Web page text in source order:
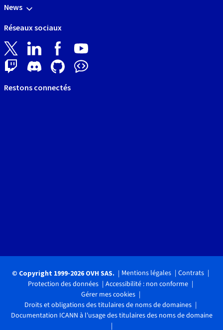
News
Réseaux sociaux
Restons connectés
© Copyright 1999-2026 OVH SAS. Mentions légales
Contrats
Protection des données
Accessibilité : non conforme
Gérer mes cookies
Droits et obligations des titulaires de noms de domaines
Documentation ICANN à l'usage des titulaires des noms de domaine